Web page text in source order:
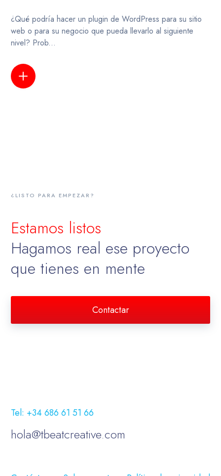
¿Qué podría hacer un plugin de WordPress para su sitio
web o para su negocio que pueda llevarlo al siguiente
nivel? Prob...
¿LISTO PARA EMPEZAR?
Estamos listos
Hagamos real ese proyecto
que tienes en mente
Contactar
Tel: +34 686 61 51 66
hola@tbeatcreative.com